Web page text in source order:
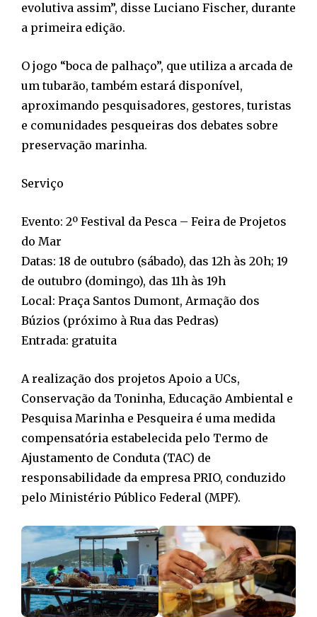
evolutiva assim”, disse Luciano Fischer, durante
a primeira edição.
O jogo “boca de palhaço”, que utiliza a arcada de
um tubarão, também estará disponível,
aproximando pesquisadores, gestores, turistas
e comunidades pesqueiras dos debates sobre
preservação marinha.
Serviço
Evento: 2º Festival da Pesca – Feira de Projetos
do Mar
Datas: 18 de outubro (sábado), das 12h às 20h; 19
de outubro (domingo), das 11h às 19h
Local: Praça Santos Dumont, Armação dos
Búzios (próximo à Rua das Pedras)
Entrada: gratuita
A realização dos projetos Apoio a UCs,
Conservação da Toninha, Educação Ambiental e
Pesquisa Marinha e Pesqueira é uma medida
compensatória estabelecida pelo Termo de
Ajustamento de Conduta (TAC) de
responsabilidade da empresa PRIO, conduzido
pelo Ministério Público Federal (MPF).